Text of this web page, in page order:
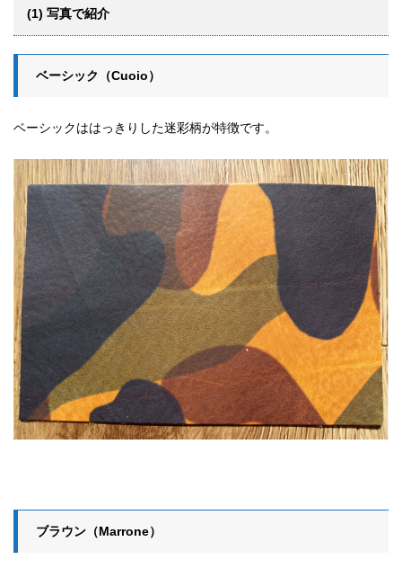
(1) 写真で紹介
ベーシック（Cuoio）
ベーシックははっきりした迷彩柄が特徴です。
ブラウン（Marrone）